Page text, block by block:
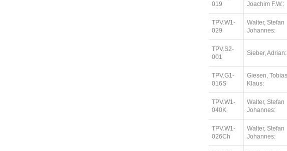
019
Joachim F.W.:
TPV.W1-
029
Walter, Stefan
Johannes:
TPV.S2-
001
Sieber, Adrian:
TPV.G1-
016S
Giesen, Tobias
Klaus:
TPV.W1-
040K
Walter, Stefan
Johannes:
TPV.W1-
026Ch
Walter, Stefan
Johannes: